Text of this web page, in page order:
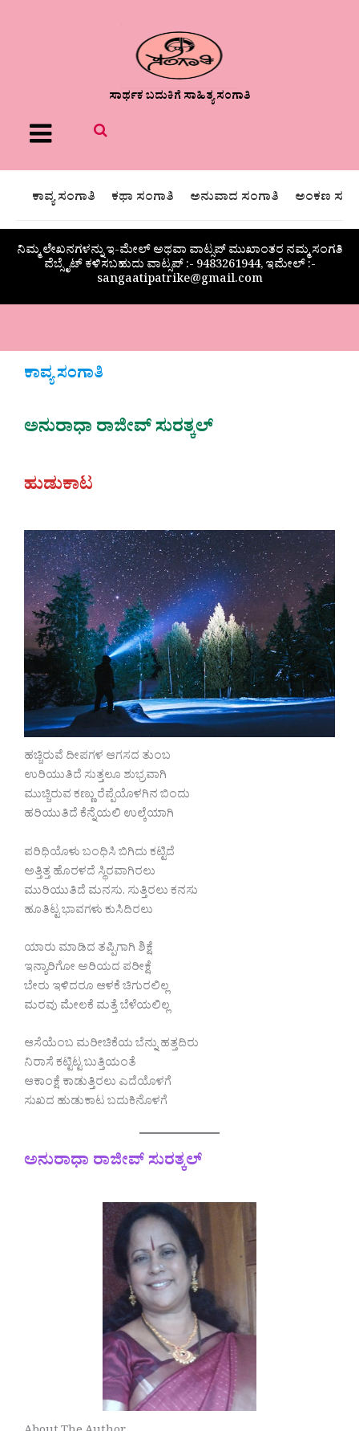
ಸಾರ್ಥಕ ಬದುಕಿಗೆ ಸಾಹಿತ್ಯ ಸಂಗಾತಿ
Menu
ಕಾವ್ಯ ಸಂಗಾತಿ ಕಥಾ ಸಂಗಾತಿ ಅನುವಾದ ಸಂಗಾತಿ ಅಂಕಣ
ನಿಮ್ಮ ಲೇಖನಗಳನ್ನು ಇ-ಮೇಲ್ ಅಥವಾ ವಾಟ್ಸಪ್ ಮುಖಾಂತರ ನಮ್ಮ ಸಂಗತಿ
ವೆಬ್ಸೈಟ್ ಕಳಿಸಬಹುದು ವಾಟ್ಸಪ್‌ :- 9483261944, ಇಮೇಲ್ :-
sangaatipatrike@gmail.com
ಕಾವ್ಯ ಸಂಗಾತಿ
ಅನುರಾಧಾ ರಾಜೀವ್ ಸುರತ್ಕಲ್
ಹುಡುಕಾಟ
ಹಚ್ಚಿರುವೆ ದೀಪಗಳ ಆಗಸದ ತುಂಬ
ಉರಿಯುತಿದೆ ಸುತ್ತಲೂ ಶುಭ್ರವಾಗಿ
ಮುಚ್ಚಿರುವ ಕಣ್ಣು ರೆಪ್ಪೆಯೊಳಗಿನ ಬಿಂದು
ಹರಿಯುತಿದೆ ಕೆನ್ನೆಯಲಿ ಉಲ್ಕೆಯಾಗಿ
ಪರಿಧಿಯೊಳು ಬಂಧಿಸಿ ಬಿಗಿದು ಕಟ್ಟಿದೆ
ಅತ್ತಿತ್ತ ಹೊರಳದೆ ಸ್ಥಿರವಾಗಿರಲು
ಮುರಿಯುತಿದೆ ಮನಸು. ಸುತ್ತಿರಲು ಕನಸು
ಹೂತಿಟ್ಟ ಭಾವಗಳು ಕುಸಿದಿರಲು
ಯಾರು ಮಾಡಿದ ತಪ್ಪಿಗಾಗಿ ಶಿಕ್ಷೆ
ಇನ್ಯಾರಿಗೋ ಅರಿಯದ ಪರೀಕ್ಷೆ
ಬೇರು ಇಳಿದರೂ ಆಳಕೆ ಚಿಗುರಲಿಲ್ಲ
ಮರವು ಮೇಲಕೆ ಮತ್ತೆ ಬೆಳೆಯಲಿಲ್ಲ
ಆಸೆಯೆಂಬ ಮರೀಚಿಕೆಯ ಬೆನ್ನು ಹತ್ತದಿರು
ನಿರಾಸೆ ಕಟ್ಟಿಟ್ಟ ಬುತ್ತಿಯಂತೆ
ಆಕಾಂಕ್ಷೆ ಕಾಡುತ್ತಿರಲು ಎದೆಯೊಳಗೆ
ಸುಖದ ಹುಡುಕಾಟ ಬದುಕಿನೊಳಗೆ
ಅನುರಾಧಾ ರಾಜೀವ್ ಸುರತ್ಕಲ್